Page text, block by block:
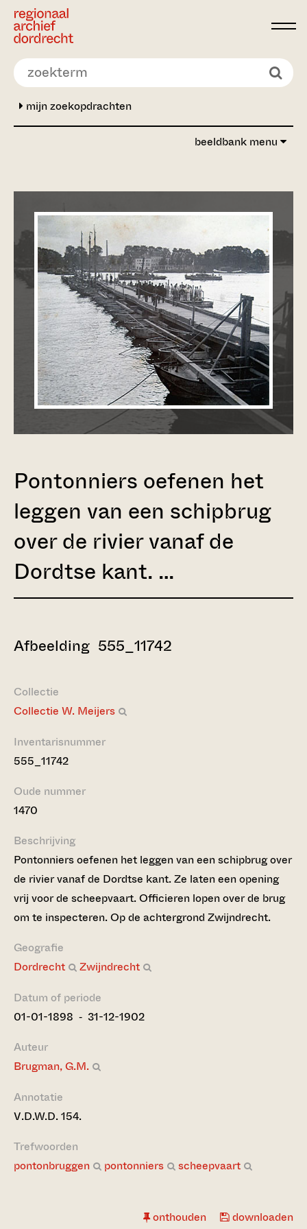
Ga direct naar de inhoud
mijn zoekopdrachten
beeldbank menu
Pontonniers oefenen het
leggen van een schipbrug
over de rivier vanaf de
Dordtse kant. …
Afbeelding 555_11742
Collectie
Collectie W. Meijers
Inventarisnummer
555_11742
Oude nummer
1470
Beschrijving
Pontonniers oefenen het leggen van een schipbrug over
de rivier vanaf de Dordtse kant. Ze laten een opening
vrij voor de scheepvaart. Officieren lopen over de brug
om te inspecteren. Op de achtergrond Zwijndrecht.
Geografie
Dordrecht
Zwijndrecht
Datum of periode
01-01-1898 ‐ 31-12-1902
Auteur
Brugman, G.M.
Annotatie
V.D.W.D. 154.
Trefwoorden
pontonbruggen
pontonniers scheepvaart
onthouden downloaden